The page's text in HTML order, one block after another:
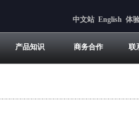
中文站 English 体
产品知识 商务合作 联